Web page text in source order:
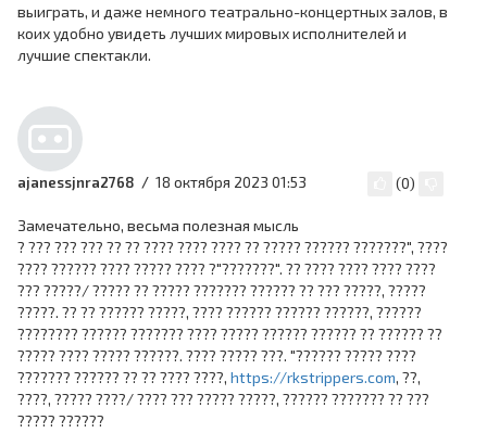
выиграть, и даже немного театрально-концертных залов, в
коих удобно увидеть лучших мировых исполнителей и
лучшие спектакли.
ajanessjnra2768 18 октября 2023 01:53 (0)
Замечательно, весьма полезная мысль
? ??? ??? ??? ?? ?? ???? ???? ???? ?? ????? ?????? ???????", ????
???? ?????? ???? ????? ???? ?"???????". ?? ???? ???? ???? ????
??? ?????/ ????? ?? ????? ??????? ?????? ?? ??? ?????, ?????
?????. ?? ?? ?????? ?????, ???? ?????? ?????? ??????, ??????
???????? ?????? ??????? ???? ????? ?????? ?????? ?? ?????? ??
????? ???? ????? ??????. ???? ????? ???. "?????? ????? ????
??????? ?????? ?? ?? ???? ????, https://rkstrippers.com, ??,
????, ????? ????/ ???? ??? ????? ?????, ?????? ??????? ?? ???
????? ??????